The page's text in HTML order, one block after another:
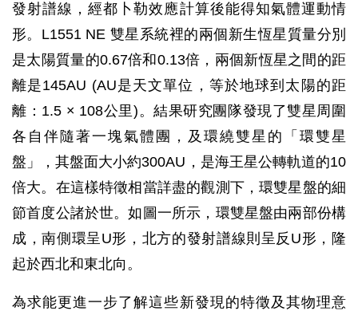
發射譜線，經都卜勒效應計算後能得知氣體運動情
形。L1551 NE 雙星系統裡的兩個新生恆星質量分別
是太陽質量的0.67倍和0.13倍，兩個新恆星之間的距
離是145AU (AU是天文單位，等於地球到太陽的距
離：1.5 × 108公里)。結果研究團隊發現了雙星周圍
各自伴隨著一塊氣體團，及環繞雙星的「環雙星
盤」，其盤面大小約300AU，是海王星公轉軌道的10
倍大。在這樣特徵相當詳盡的觀測下，環雙星盤的細
節首度公諸於世。如圖一所示，環雙星盤由兩部份構
成，南側環呈U形，北方的發射譜線則呈反U形，隆
起於西北和東北向。
為求能更進一步了解這些新發現的特徵及其物理意